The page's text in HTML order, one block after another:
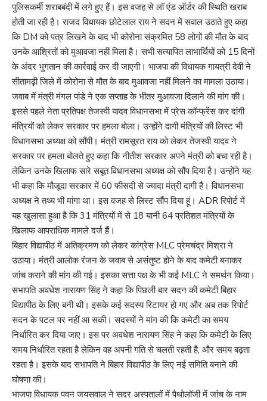
पुलिसकर्मी शराबबंदी में लगे हुए हैं। इस वजह से लॉ एंड ऑर्डर की स्थिति खराब
होती जा रही है। राजद विधायक छोटेलाल राय ने सदन में सवाल उठाते हुए कहा
कि DM को पत्र लिखने के बाद भी कोरोना संक्रमित 58 लोगों की मौत के बाद
उनके आश्रितों को मुआवजा नहीं मिला है। सभी सत्यापित लाभार्थियों को 15 दिनों
के अंदर भुगतान की कार्रवाई कर दी जाएगी। भाजपा की विधायक गायत्री देवी ने
सीतामढ़ी जिले में कोरोना से मौत के बाद मुआवजा नहीं मिलने का मामला उठाया।
जवाब में मंत्री मंगल पांडे ने एक सप्ताह के भीतर मुआवजा दिलाने की मांग की।
इससे पहले नेता प्रतिपक्ष तेजस्वी यादव विधानसभा में प्रेस कॉन्फ्रेंस कर दांगी
मंत्रियों को लेकर सरकार पर हमला बोला। उन्होंने दागी मंत्रियों की लिस्ट भी
विधानसभा अध्यक्ष को सौंपी। मंत्री रामसूरत राय को लेकर तेजस्वी यादव ने
सरकार पर हमला बोलते हुए कहा कि नीतीश सरकार अपने मंत्री को बचा रही है।
लेकिन उनके खिलाफ सारे सबूत विधानसभा अध्यक्ष को सौंप दिया है। उन्होंने यह
भी कहा कि मौजूदा सरकार में 60 फीसदी से ज्यादा मंत्री दागी हैं। विधानसभा
अध्यक्ष ने तथ्य भी मांगा था। इस वजह से लिस्ट सौंप दिया हूं। ADR रिपोर्ट में
यह खुलासा हुआ है कि 31 मंत्रियों में से 18 यानी 64 प्रतिशत मंत्रियों के
खिलाफ आपराधिक मामले दर्ज हैं।
बिहार विद्यापीठ में अतिक्रमण को लेकर कांग्रेस MLC प्रेमचंद्र मिश्रा ने
उठाया। मंत्री आलोक रंजन के जवाब से असंतुष्ट होने के बाद कमेटी बनाकर
जांच कराने की मांग की गई। इसका सत्ता पक्ष के भी कई MLC ने समर्थन किया।
सभापति अवधेश नारायण सिंह ने कहा कि पिछली बार सदन की कमेटी बिहार
विद्यापीठ के लिए बनी थी। इसके कई सदस्य रिटायर हो गए और अब तक रिपोर्ट
सदन के पटल पर नहीं आ सकी। सदस्यों ने मांग की कि कमेटी का समय
निर्धारित कर दिया जाए। इस पर अवधेश नारायण सिंह ने कहा कि कमेटी के लिए
समय निर्धारित रहता है लेकिन वह अपनी गति से चलती रहती है, और समय बढ़ता
रहता है। इसके बाद सभापति ने बिहार विद्यापीठ के लिए नई समिति बनाने की
घोषणा की।
भाजपा विधायक पवन जयसवाल ने सदर अस्पतालों में पैथोलॉजी में जांच के नाम